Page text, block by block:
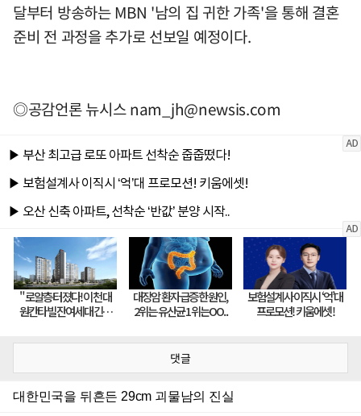
달부터 방송하는 MBN '남의 집 귀한 가족'을 통해 결혼
준비 전 과정을 추가로 선보일 예정이다.
◎공감언론 뉴시스nam_jh@newsis.com
댓글